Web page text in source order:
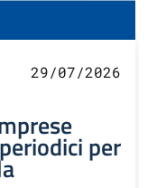
29/07/2026
per